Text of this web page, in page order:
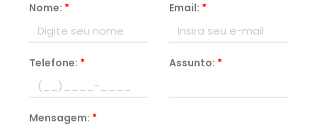
Nome: * Email: *
Telefone: * Assunto: *
Mensagem: *